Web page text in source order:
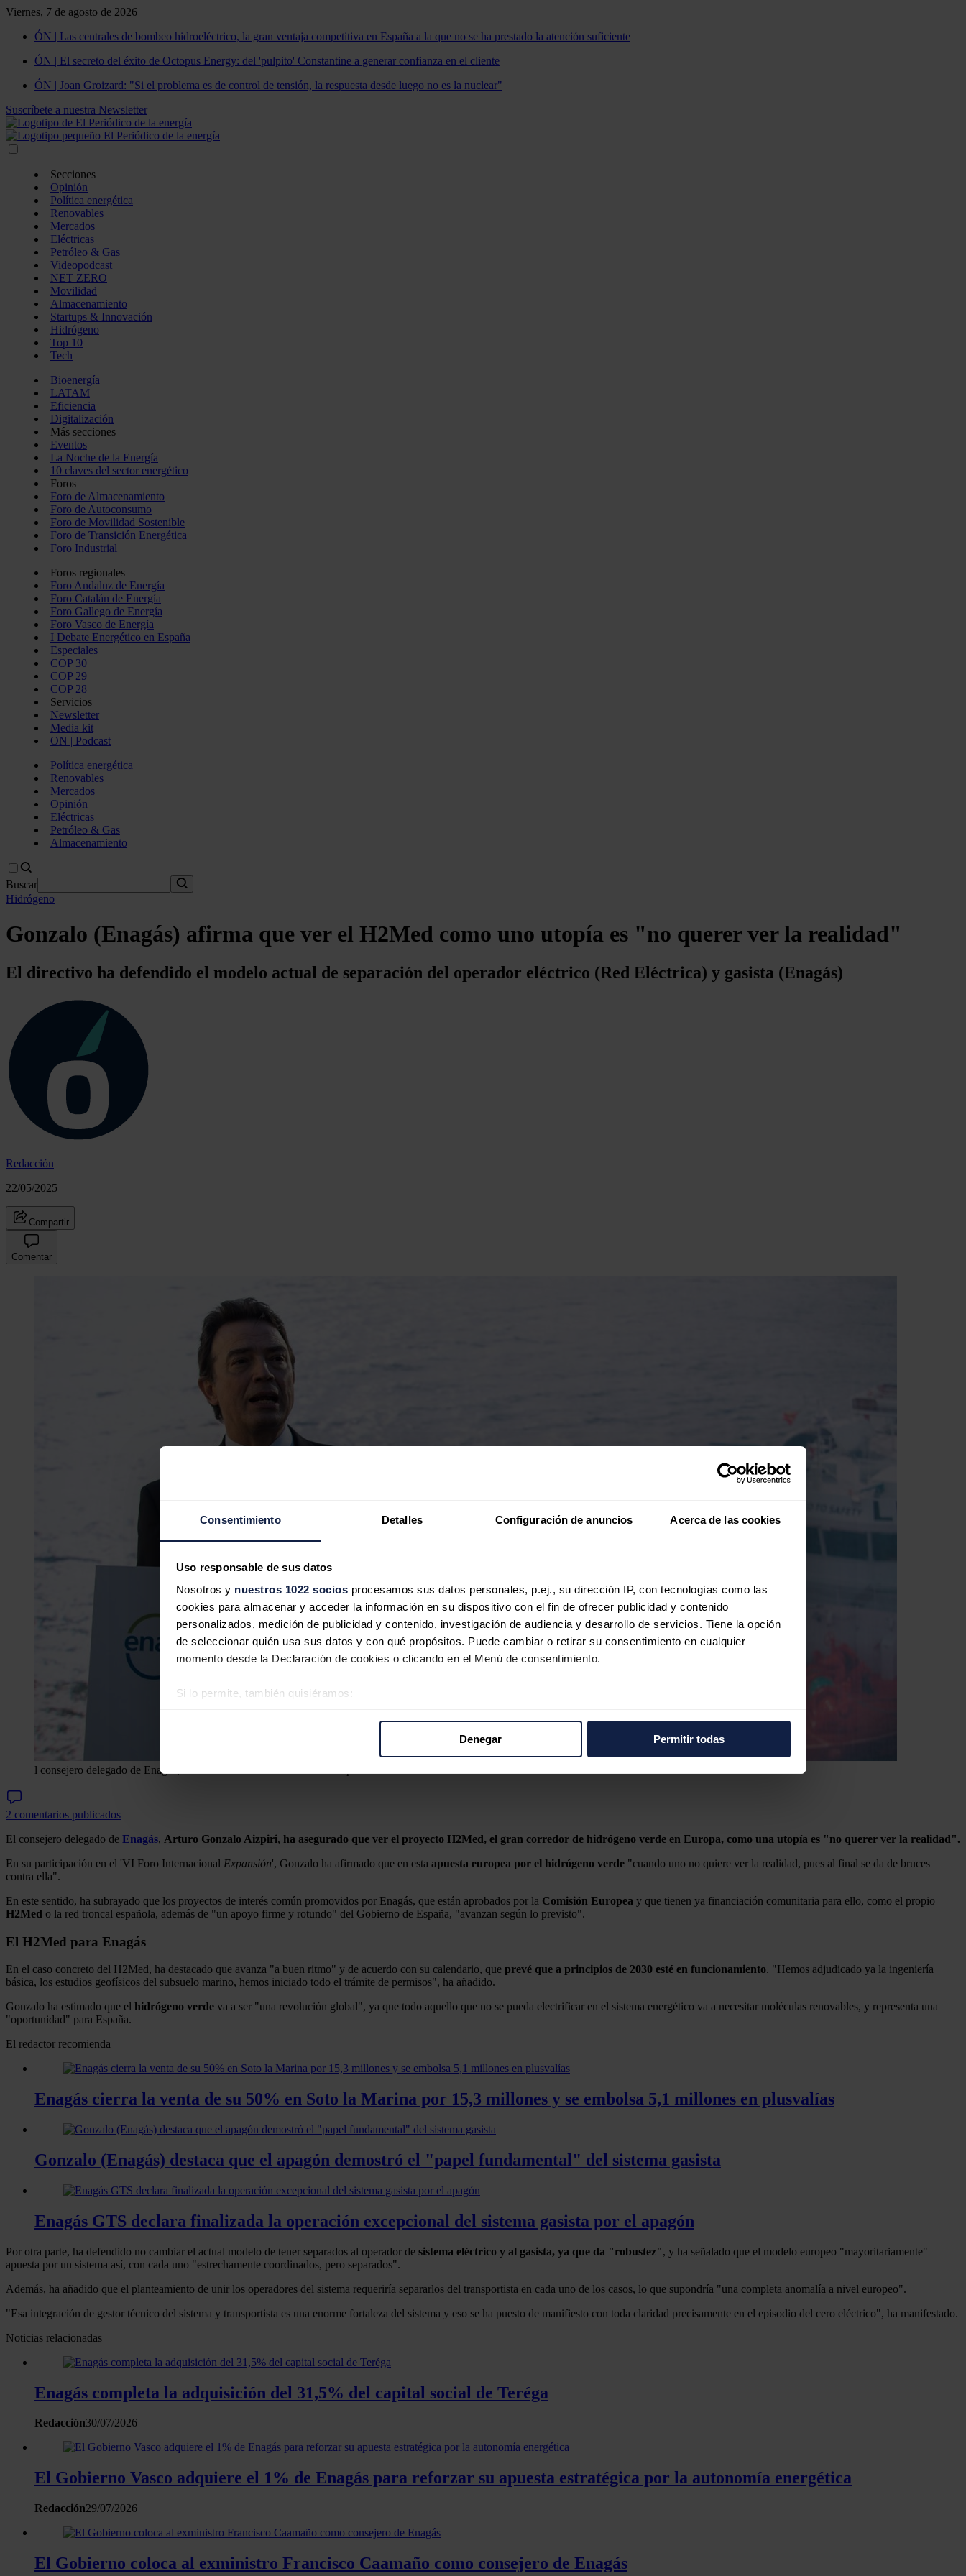
Consentimiento Detalles Configuración de anuncios Acerca de las cookies
Uso responsable de sus datos
Nosotros y nuestros 1022 socios procesamos sus datos personales, p.ej., su dirección IP, con tecnologías como las
cookies para almacenar y acceder la información en su dispositivo con el fin de ofrecer publicidad y contenido
personalizados, medición de publicidad y contenido, investigación de audiencia y desarrollo de servicios. Tiene la opción
de seleccionar quién usa sus datos y con qué propósitos. Puede cambiar o retirar su consentimiento en cualquier
momento desde la Declaración de cookies o clicando en el Menú de consentimiento.
Si lo permite, también quisiéramos:
redes sociales, publicidad y análisis web, quienes pueden combinarla con otra información que les haya proporcionado o
Denegar Permitir todas
Viernes, 7 de agosto de 2026
ÓN | Las centrales de bombeo hidroeléctrico, la gran ventaja competitiva en España a la que no se ha prestado la atención suficiente
ÓN | El secreto del éxito de Octopus Energy: del 'pulpito' Constantine a generar confianza en el cliente
ÓN | Joan Groizard: "Si el problema es de control de tensión, la respuesta desde luego no es la nuclear"
Suscríbete a nuestra Newsletter
Secciones
Opinión
Política energética
Renovables
Mercados
Eléctricas
Petróleo & Gas
Videopodcast
NET ZERO
Movilidad
Almacenamiento
Startups & Innovación
Hidrógeno
Top 10
Tech
Bioenergía
LATAM
Eficiencia
Digitalización
Más secciones
Eventos
La Noche de la Energía
10 claves del sector energético
Foros
Foro de Almacenamiento
Foro de Autoconsumo
Foro de Movilidad Sostenible
Foro de Transición Energética
Foro Industrial
Foros regionales
Foro Andaluz de Energía
Foro Catalán de Energía
Foro Gallego de Energía
Foro Vasco de Energía
I Debate Energético en España
Especiales
COP 30
COP 29
COP 28
Servicios
Newsletter
Media kit
ON | Podcast
Política energética
Renovables
Mercados
Opinión
Eléctricas
Petróleo & Gas
Almacenamiento
Buscar
Hidrógeno
Gonzalo (Enagás) afirma que ver el H2Med como uno utopía es "no querer ver la realidad"
El directivo ha defendido el modelo actual de separación del operador eléctrico (Red Eléctrica) y gasista (Enagás)
Redacción
22/05/2025
Compartir
Comentar
l consejero delegado de Enagás, Arturo Gonzalo.
2 comentarios publicados
El consejero delegado de Enagás, Arturo Gonzalo Aizpiri, ha asegurado que ver el proyecto H2Med, el gran corredor de hidrógeno verde en Europa, como una utopía es "no querer ver la realidad".
En su participación en el 'VI Foro Internacional Expansión', Gonzalo ha afirmado que en esta apuesta europea por el hidrógeno verde "cuando uno no quiere ver la realidad, pues al final se da de bruces
contra ella".
En este sentido, ha subrayado que los proyectos de interés común promovidos por Enagás, que están aprobados por la Comisión Europea y que tienen ya financiación comunitaria para ello, como el propio
H2Med o la red troncal española, además de "un apoyo firme y rotundo" del Gobierno de España, "avanzan según lo previsto".
El H2Med para Enagás
En el caso concreto del H2Med, ha destacado que avanza "a buen ritmo" y de acuerdo con su calendario, que prevé que a principios de 2030 esté en funcionamiento. "Hemos adjudicado ya la ingeniería
básica, los estudios geofísicos del subsuelo marino, hemos iniciado todo el trámite de permisos", ha añadido.
Gonzalo ha estimado que el hidrógeno verde va a ser "una revolución global", ya que todo aquello que no se pueda electrificar en el sistema energético va a necesitar moléculas renovables, y representa una
"oportunidad" para España.
El redactor recomienda
Enagás cierra la venta de su 50% en Soto la Marina por 15,3 millones y se embolsa 5,1 millones en plusvalías
Gonzalo (Enagás) destaca que el apagón demostró el "papel fundamental" del sistema gasista
Enagás GTS declara finalizada la operación excepcional del sistema gasista por el apagón
Por otra parte, ha defendido no cambiar el actual modelo de tener separados al operador de sistema eléctrico y al gasista, ya que da "robustez", y ha señalado que el modelo europeo "mayoritariamente"
apuesta por un sistema así, con cada uno "estrechamente coordinados, pero separados".
Además, ha añadido que el planteamiento de unir los operadores del sistema requeriría separarlos del transportista en cada uno de los casos, lo que supondría "una completa anomalía a nivel europeo".
"Esa integración de gestor técnico del sistema y transportista es una enorme fortaleza del sistema y eso se ha puesto de manifiesto con toda claridad precisamente en el episodio del cero eléctrico", ha manifestado.
Noticias relacionadas
Enagás completa la adquisición del 31,5% del capital social de Teréga
Redacción30/07/2026
El Gobierno Vasco adquiere el 1% de Enagás para reforzar su apuesta estratégica por la autonomía energética
Redacción29/07/2026
El Gobierno coloca al exministro Francisco Caamaño como consejero de Enagás